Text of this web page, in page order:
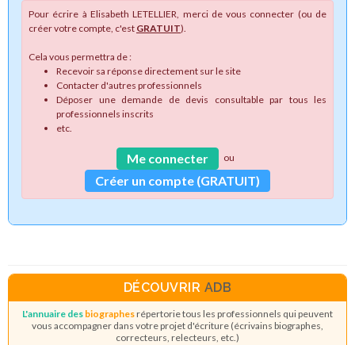
Pour écrire à Elisabeth LETELLIER, merci de vous connecter (ou de
créer votre compte, c'est GRATUIT).
Cela vous permettra de :
Recevoir sa réponse directement sur le site
Contacter d'autres professionnels
Déposer une demande de devis consultable par tous les
professionnels inscrits
etc.
Me connecter ou
Créer un compte (GRATUIT)
DÉCOUVRIR ADB
L'annuaire des biographesrépertorie tous les professionnels qui peuvent
vous accompagner dans votre projet d'écriture (écrivains biographes,
correcteurs, relecteurs, etc.)